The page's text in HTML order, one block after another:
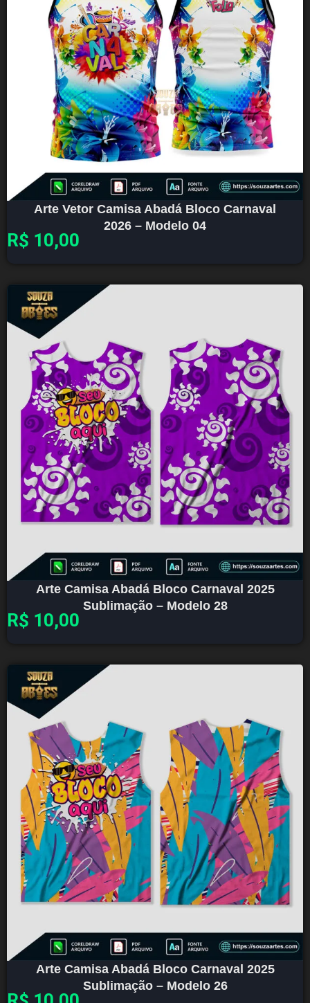
Arte Vetor Camisa Abadá Bloco Carnaval
2026 – Modelo 04
R$ 10,00
Arte Camisa Abadá Bloco Carnaval 2025
Sublimação – Modelo 28
R$ 10,00
Arte Camisa Abadá Bloco Carnaval 2025
Sublimação – Modelo 26